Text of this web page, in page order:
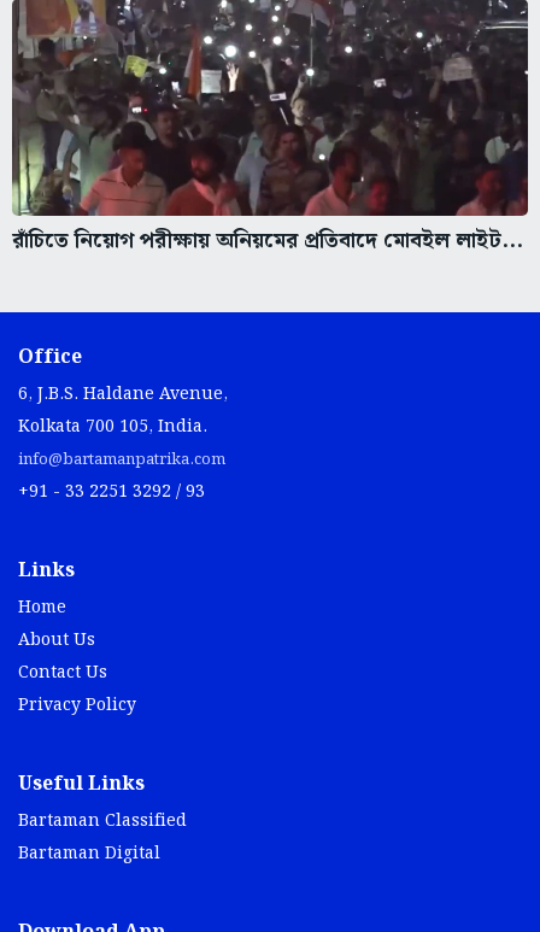
রাঁচিতে নিয়োগ পরীক্ষায় অনিয়মের প্রতিবাদে মোবইল লাইট...
Office
6, J.B.S. Haldane Avenue,
Kolkata 700 105, India.
info@bartamanpatrika.com
+91 - 33 2251 3292 / 93
Links
Home
About Us
Contact Us
Privacy Policy
Useful Links
Bartaman Classified
Bartaman Digital